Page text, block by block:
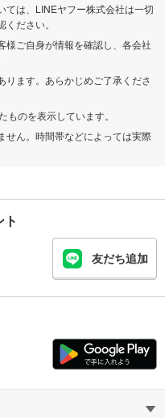
ては、LINEヤフー株式会社は一切
ださい。
様ご自身が情報を確認し、各会社
ります。あらかじめご了承くださ
のを表示しています。
せん。時間帯などによっては実際
友だち追加